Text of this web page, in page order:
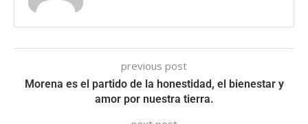
previous post
Morena es el partido de la honestidad, el bienestar y
amor por nuestra tierra.